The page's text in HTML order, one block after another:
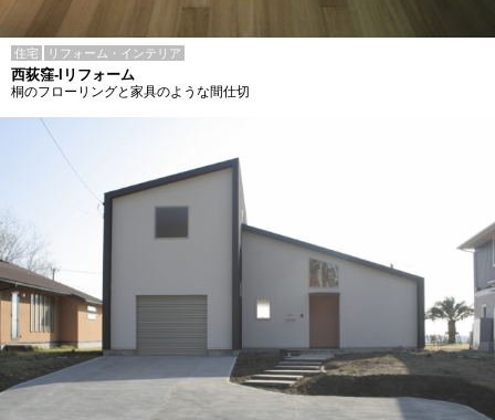
住宅 リフォーム・インテリア
西荻窪-Iリフォーム
桐のフローリングと家具のような間仕切